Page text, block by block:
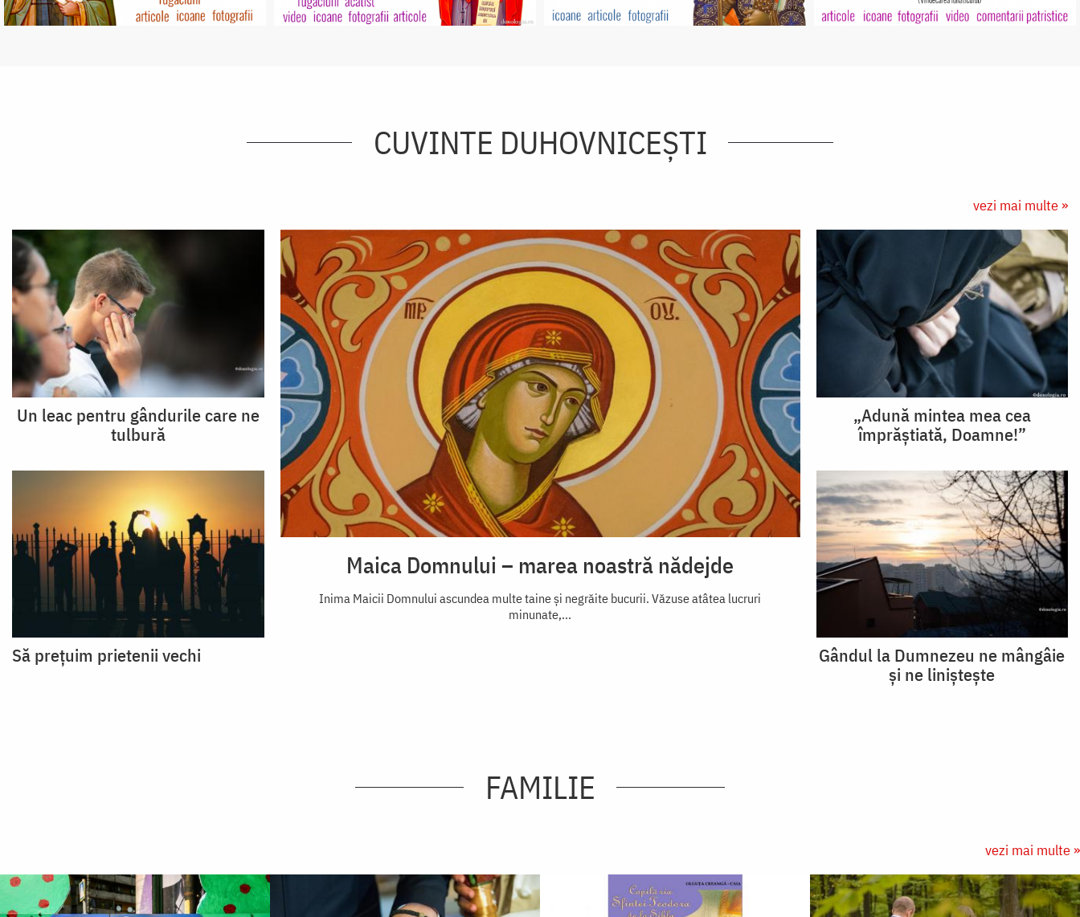
CUVINTE DUHOVNICEȘTI
vezi mai multe »
Maica Domnului – marea noastră nădejde
Inima Maicii Domnului ascundea multe taine și negrăite bucurii. Văzuse atâtea lucruri
minunate,...
Un leac pentru gândurile care ne
tulbură
Să prețuim prietenii vechi
„Adună mintea mea cea
împrăștiată, Doamne!”
Gândul la Dumnezeu ne mângâie
și ne liniștește
FAMILIE
vezi mai multe »